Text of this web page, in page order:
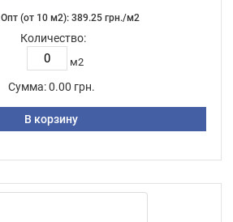
Опт (от 10 м2): 389.25 грн./м2
Количество:
м2
Сумма: 0.00 грн.
В корзину